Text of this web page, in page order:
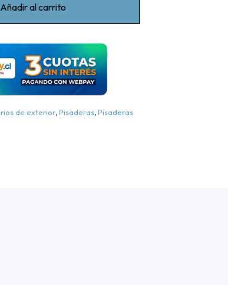
Añadir al carrito
de exterior,Pisaderas,Pisaderas